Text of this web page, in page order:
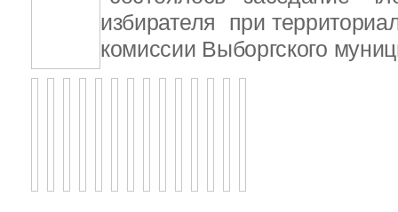
избирателя при
комиссии Выборгского